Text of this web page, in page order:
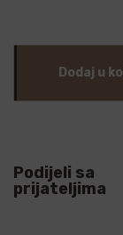
Dodaj u
Podijeli sa
prijateljima